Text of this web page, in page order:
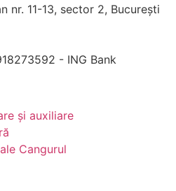
nr. 11-13, sector 2, București
- ING Bank
şi auxiliare
Cangurul